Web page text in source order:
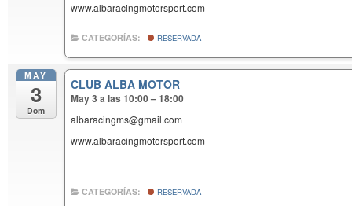
www.albaracingmotorsport.com
CATEGORÍAS: RESERVADA
MAY
3
Dom
CLUB ALBA MOTOR
May 3 a las 10:00 – 18:00
albaracingms@gmail.com
www.albaracingmotorsport.com
CATEGORÍAS: RESERVADA